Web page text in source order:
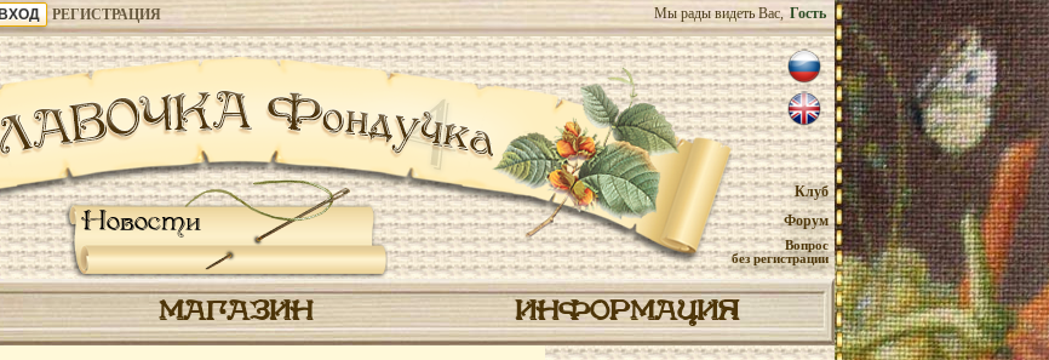
РЕГИСТРАЦИЯ Мы рады видеть Вас, Гость
Новости
Клуб
Форум
Вопрос
без регистрации
МАГАЗИН ИНФОРМАЦИЯ